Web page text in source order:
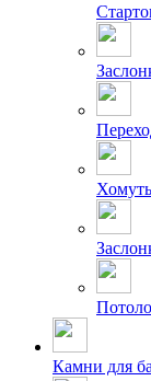
Камни для